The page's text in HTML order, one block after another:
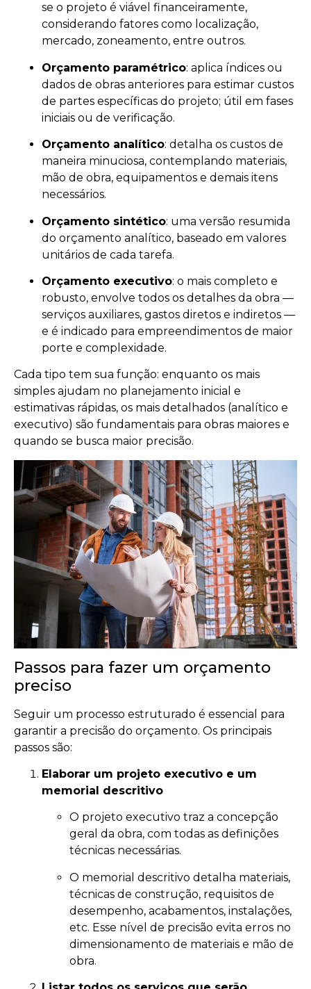
se o projeto é viável financeiramente,
considerando fatores como localização,
mercado, zoneamento, entre outros.
Orçamento paramétrico: aplica índices ou
dados de obras anteriores para estimar custos
de partes específicas do projeto; útil em fases
iniciais ou de verificação.
Orçamento analítico: detalha os custos de
maneira minuciosa, contemplando materiais,
mão de obra, equipamentos e demais itens
necessários.
Orçamento sintético: uma versão resumida
do orçamento analítico, baseado em valores
unitários de cada tarefa.
Orçamento executivo: o mais completo e
robusto, envolve todos os detalhes da obra —
serviços auxiliares, gastos diretos e indiretos —
e é indicado para empreendimentos de maior
porte e complexidade.
Cada tipo tem sua função: enquanto os mais
simples ajudam no planejamento inicial e
estimativas rápidas, os mais detalhados (analítico e
executivo) são fundamentais para obras maiores e
quando se busca maior precisão.
Passos para fazer um orçamento
preciso
Seguir um processo estruturado é essencial para
garantir a precisão do orçamento. Os principais
passos são:
Elaborar um projeto executivo e um
memorial descritivo
O projeto executivo traz a concepção
geral da obra, com todas as definições
técnicas necessárias.
O memorial descritivo detalha materiais,
técnicas de construção, requisitos de
desempenho, acabamentos, instalações,
etc. Esse nível de precisão evita erros no
dimensionamento de materiais e mão de
obra.